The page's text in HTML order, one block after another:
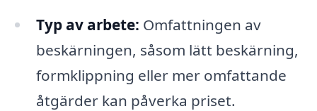
Typ av arbete: Omfattningen av
beskärningen, såsom lätt beskärning,
formklippning eller mer omfattande
åtgärder kan påverka priset.